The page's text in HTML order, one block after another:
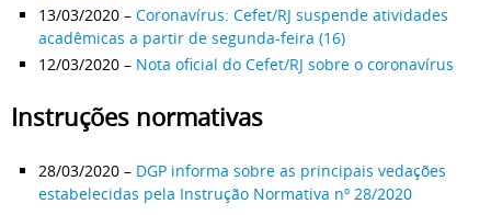
13/03/2020 – Coronavírus: Cefet/RJ suspende atividades
acadêmicas a partir de segunda-feira (16)
12/03/2020 – Nota oficial do Cefet/RJ sobre o coronavírus
Instruções normativas
28/03/2020 – DGP informa sobre as principais vedações
estabelecidas pela Instrução Normativa nº 28/2020